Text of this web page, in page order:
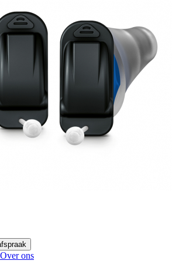
Over ons